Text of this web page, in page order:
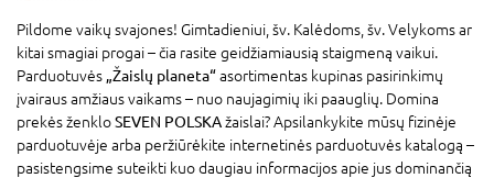
Pildome vaikų svajones! Gimtadieniui, šv. Kalėdoms, šv. Velykoms ar
kitai smagiai progai – čia rasite geidžiamiausią staigmeną vaikui.
Parduotuvės „Žaislų planeta“asortimentas kupinas pasirinkimų
įvairaus amžiaus vaikams – nuo naujagimių iki paauglių. Domina
prekės ženkloSEVEN POLSKAžaislai? Apsilankykite mūsų fizinėje
parduotuvėje arba peržiūrėkite internetinės parduotuvės katalogą –
pasistengsime suteikti kuo daugiau informacijos apie jus dominančią